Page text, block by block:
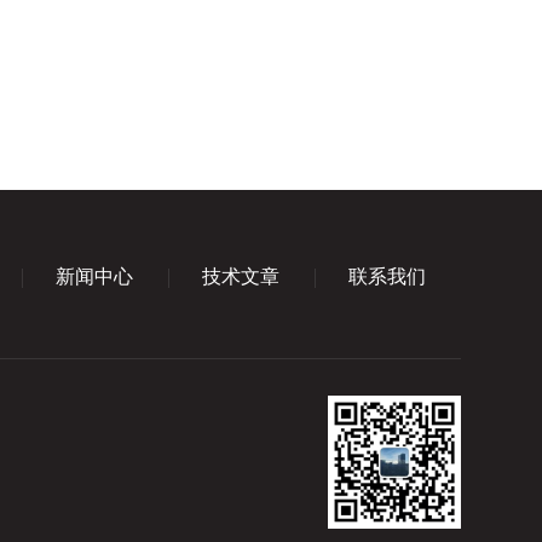
新闻中心 技术文章 联系我们